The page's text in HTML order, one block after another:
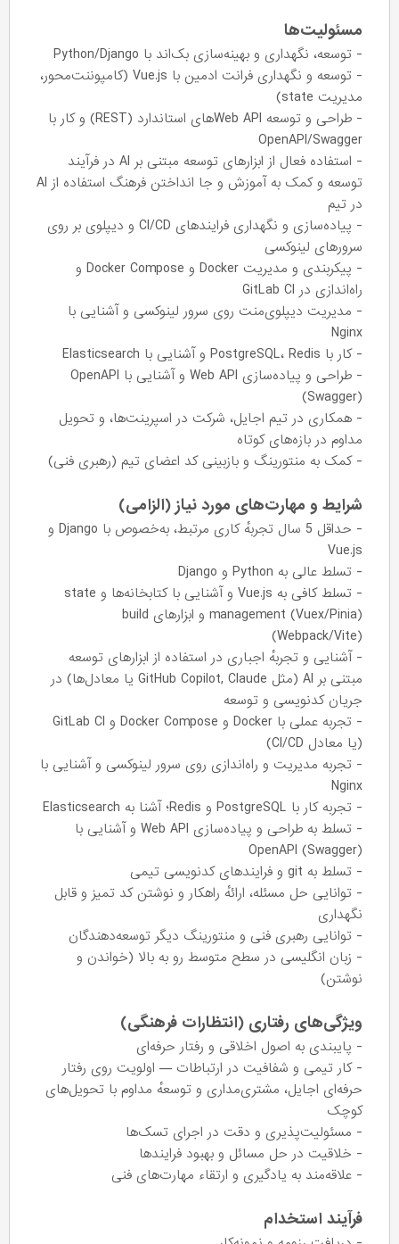
مسئولیت‌ها
- توسعه، نگهداری و بهینه‌سازی بک‌اند با Python/Django
- توسعه و نگهداری فرانت ادمین با Vue.js (کامپوننت‌محور،
مدیریت state)
- طراحی و توسعه Web APIهای استاندارد (REST) و کار با
OpenAPI/Swagger
- استفاده فعال از ابزارهای توسعه مبتنی بر AI در فرآیند
توسعه و کمک به آموزش و جا انداختن فرهنگ استفاده از AI
در تیم
- پیاده‌سازی و نگهداری فرایندهای CI/CD و دیپلوی بر روی
سرورهای لینوکسی
- پیکربندی و مدیریت Docker و Docker Compose و
راه‌اندازی در GitLab CI
- مدیریت دیپلوی‌منت روی سرور لینوکسی و آشنایی با
Nginx
- کار با PostgreSQL، Redis و آشنایی با Elasticsearch
- طراحی و پیاده‌سازی Web API و آشنایی با OpenAPI
(Swagger)
- همکاری در تیم اجایل، شرکت در اسپرینت‌ها، و تحویل
مداوم در بازه‌های کوتاه
- کمک به منتورینگ و بازبینی کد اعضای تیم (رهبری فنی)
شرایط و مهارت‌های مورد نیاز (الزامی)
- حداقل 5 سال تجربهٔ کاری مرتبط، به‌خصوص با Django و
Vue.js
- تسلط عالی به Python و Django
- تسلط کافی به Vue.js و آشنایی با کتابخانه‌ها و state
management (Vuex/Pinia) و ابزارهای build
(Webpack/Vite)
- آشنایی و تجربهٔ اجباری در استفاده از ابزارهای توسعه
مبتنی بر AI (مثل GitHub Copilot, Claude یا معادل‌ها) در
جریان کدنویسی و توسعه
- تجربه عملی با Docker و Docker Compose و GitLab CI
(یا معادل CI/CD)
- تجربه مدیریت و راه‌اندازی روی سرور لینوکسی و آشنایی با
Nginx
- تجربه کار با PostgreSQL و Redis؛ آشنا به Elasticsearch
- تسلط به طراحی و پیاده‌سازی Web API و آشنایی با
OpenAPI (Swagger)
- تسلط به git و فرایندهای کدنویسی تیمی
- توانایی حل مسئله، ارائهٔ راهکار و نوشتن کد تمیز و قابل
نگهداری
- توانایی رهبری فنی و منتورینگ دیگر توسعه‌دهندگان
- زبان انگلیسی در سطح متوسط رو به بالا (خواندن و
نوشتن)
ویژگی‌های رفتاری (انتظارات فرهنگی)
- پایبندی به اصول اخلاقی و رفتار حرفه‌ای
- کار تیمی و شفافیت در ارتباطات — اولویت روی رفتار
حرفه‌ای اجایل، مشتری‌مداری و توسعهٔ مداوم با تحویل‌های
کوچک
- مسئولیت‌پذیری و دقت در اجرای تسک‌ها
- خلاقیت در حل مسائل و بهبود فرایندها
- علاقه‌مند به یادگیری و ارتقاء مهارت‌های فنی
فرآیند استخدام